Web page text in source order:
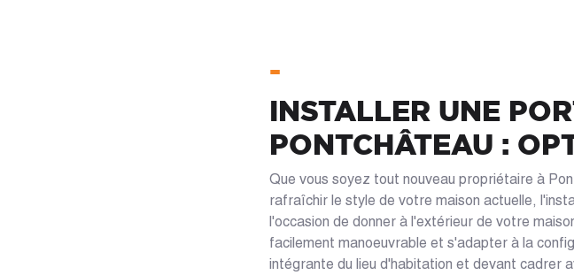
-
INSTALLER UNE
PONTCHÂTEAU :
Que vous soyez tout nouveau propriétaire à
rafraîchir le style de votre maison actuelle,
l'occasion de donner à l'extérieur de votre
facilement manoeuvrable et s'adapter à la
intégrante du lieu d'habitation et devant cadrer